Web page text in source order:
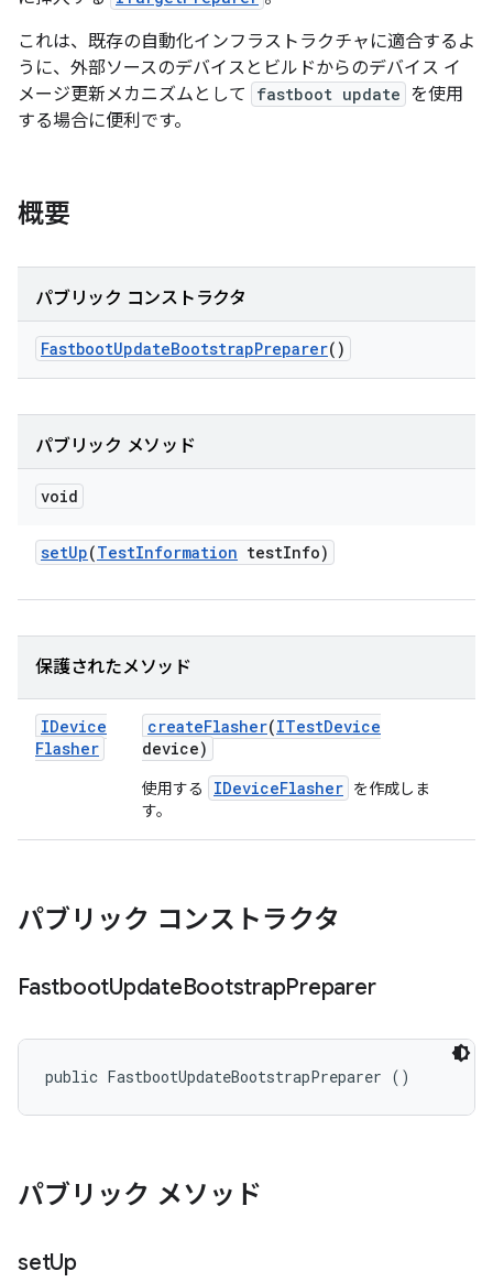
これは、既存の自動化インフラストラクチャに適合するよ
うに、外部ソースのデバイスとビルドからのデバイス イ
メージ更新メカニズムとして
fastboot update を使用
する場合に便利です。
概要
パブリック コンストラクタ
FastbootUpdateBootstrapPreparer()
パブリック メソッド
void
setUp(TestInformation testInfo)
保護されたメソッド
IDevice
Flasher
createFlasher(ITestDevice
device)
使用する IDeviceFlasher を作成しま
す。
パブリック コンストラクタ
FastbootUpdateBootstrapPreparer
public FastbootUpdateBootstrapPreparer ()
パブリック メソッド
setUp